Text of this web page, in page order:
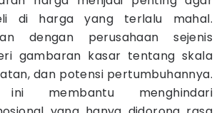
di harga yang terlalu mahal.
dengan perusahaan sejenis
gambaran kasar tentang skala
dan potensi pertumbuhannya.
ini membantu menghindari